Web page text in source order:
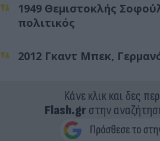
1949 Θεμιστοκλής
πολιτικός
2012 Γκαντ Μπεκ,
Κάνε κλικ και δες
Flash.grστην